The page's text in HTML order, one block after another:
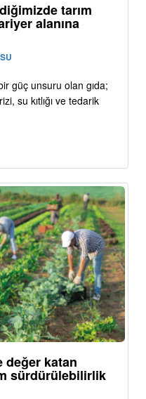
tarım
alanına
güç unsuru olan gıda;
su kıtlığı ve tedarik
değer katan
sürdürülebilirlik